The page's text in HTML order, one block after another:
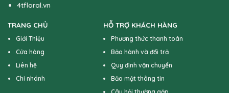
4tfloral.vn
TRANG CHỦ
Giới Thiệu
Cửa hàng
Liên hệ
Chi nhánh
HỖ TRỢ KHÁCH HÀNG
Phương thức thanh toán
Bảo hành và đổi trả
Quy định vận chuyển
Bảo mật thông tin